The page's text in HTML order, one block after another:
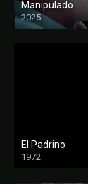
Manipulado
2025
El Padrino
1972
FULL HD